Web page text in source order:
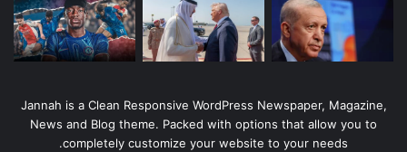
Jannah is a Clean Responsive WordPress Newspaper, Magazine,
News and Blog theme. Packed with options that allow you to
completely customize your website to your needs.